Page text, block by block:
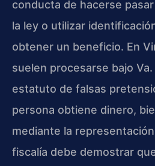
conducta de hacerse
la ley o utilizar
obtener un beneficio. En
suelen procesarse bajo
estatuto de falsas
persona obtiene dinero,
mediante la
fiscalía debe demostrar